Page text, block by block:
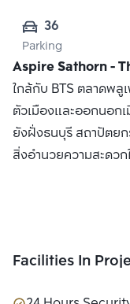
36
Parking
Aspire Sathorn -
ใกล้กับ BTS ตลาดพลูเ
ตัวเมืองและออกนอกเ
ยังฝั่งธนบุรี สถาปัตย
สิ่งอำนวยความสะดว
Facilities In